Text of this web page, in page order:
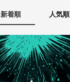
新着順 人気順